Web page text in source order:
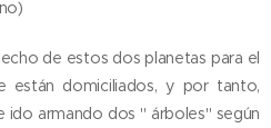
de estos dos planetas para el
están domiciliados, y por tanto,
ido armando dos " árboles" según